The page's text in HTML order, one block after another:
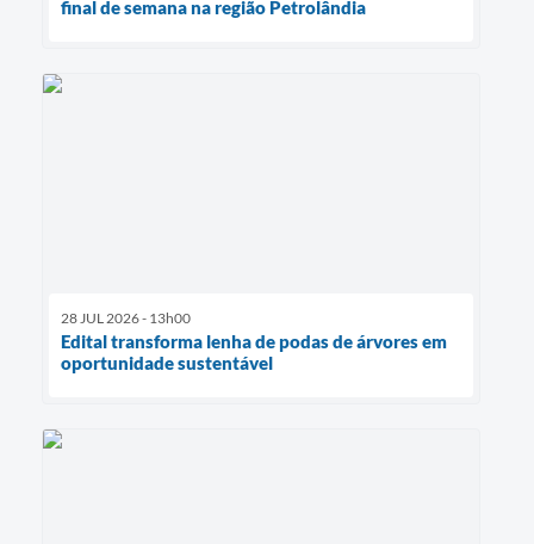
final de semana na região Petrolândia
28 JUL 2026 - 13h00
Edital transforma lenha de podas de árvores em
oportunidade sustentável